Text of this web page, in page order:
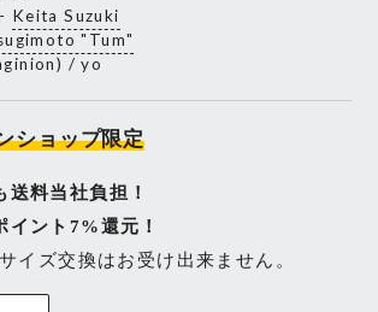
Keita Suzuki
"Tum"
/ yo
ショップ限定
送料当社負担！
イント7%還元！
イズ交換はお受け出来ません。